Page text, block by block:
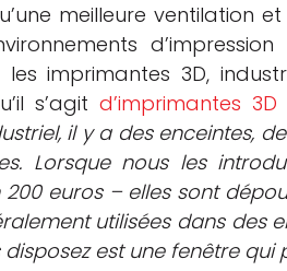
meilleure ventilation
imprimantes 3D,
s’agit d’imprimantes
il y a des enceintes,
Lorsque nous les
euros – elles sont
utilisées dans des
est une fenêtre